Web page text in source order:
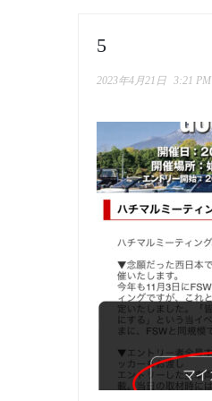
5
2023年4月21日 3:21 PM